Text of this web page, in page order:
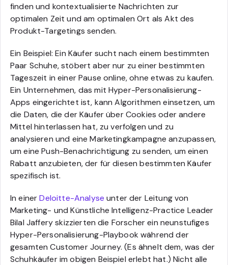
finden und kontextualisierte Nachrichten zur
optimalen Zeit und am optimalen Ort als Akt des
Produkt-Targetings senden.
Ein Beispiel: Ein Käufer sucht nach einem bestimmten
Paar Schuhe, stöbert aber nur zu einer bestimmten
Tageszeit in einer Pause online, ohne etwas zu kaufen.
Ein Unternehmen, das mit Hyper-Personalisierung-
Apps eingerichtet ist, kann Algorithmen einsetzen, um
die Daten, die der Käufer über Cookies oder andere
Mittel hinterlassen hat, zu verfolgen und zu
analysieren und eine Marketingkampagne anzupassen,
um eine Push-Benachrichtigung zu senden, um einen
Rabatt anzubieten, der für diesen bestimmten Käufer
spezifisch ist.
In einerDeloitte-Analyse unter der Leitung von
Marketing- und Künstliche Intelligenz-Practice Leader
Bilal Jaffery skizzierten die Forscher ein neunstufiges
Hyper-Personalisierung-Playbook während der
gesamten Customer Journey. (Es ähnelt dem, was der
Schuhkäufer im obigen Beispiel erlebt hat.) Nicht alle